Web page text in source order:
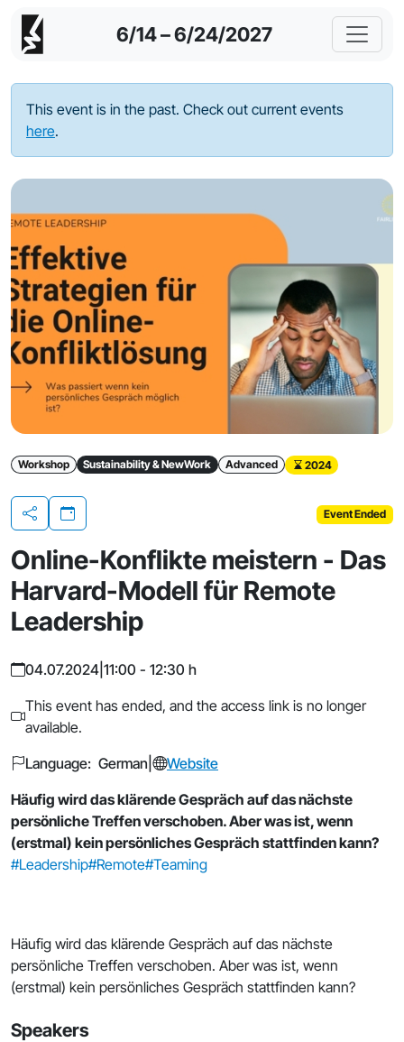
6/14 – 6/24/2027
This event is in the past. Check out current events
here.
Workshop Sustainability & NewWork Advanced 2024
Share
Event Ended
Online-Konflikte meistern - Das
Harvard-Modell für Remote
Leadership
04.07.2024 11:00 - 12:30 h
This event has ended, and the access link is no longer
available.
Language: German
Website
Häufig wird das klärende Gespräch auf das nächste
persönliche Treffen verschoben. Aber was ist, wenn
(erstmal) kein persönliches Gespräch stattfinden kann?
#Leadership#Remote#Teaming
Häufig wird das klärende Gespräch auf das nächste
persönliche Treffen verschoben. Aber was ist, wenn
(erstmal) kein persönliches Gespräch stattfinden kann?
Speakers